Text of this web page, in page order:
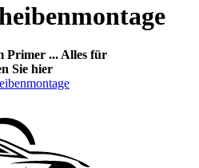
Primer ... Alles für
Sie hier